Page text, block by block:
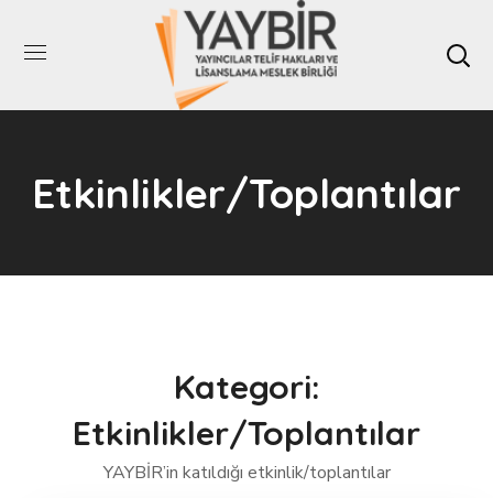
Etkinlikler/Toplantılar
Kategori:
Etkinlikler/Toplantılar
YAYBİR’in katıldığı etkinlik/toplantılar